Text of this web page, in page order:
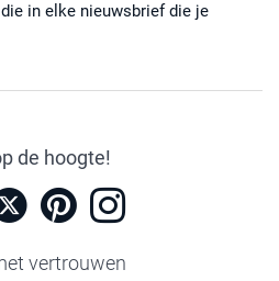
in elke nieuwsbrief die je
de hoogte!
vertrouwen